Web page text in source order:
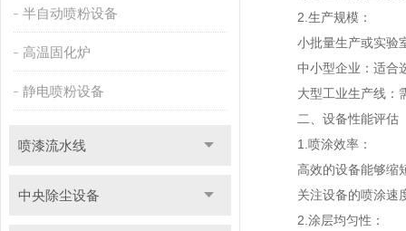
半自动喷粉设备
高温固化炉
静电喷粉设备
喷漆流水线
中央除尘设备
2.生产规模：
小批量生产或实验室
中小型企业：适合选
大型工业生产线：需
二、设备性能评估
1.喷涂效率：
高效的设备能够缩
关注设备的喷涂速
2.涂层均匀性：